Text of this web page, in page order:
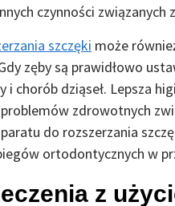
czynności
szczęki może
zęby są prawidłowo
i chorób dziąseł. Lepsza
zdrowotnych
do rozszerzania
ortodontycznych w
z